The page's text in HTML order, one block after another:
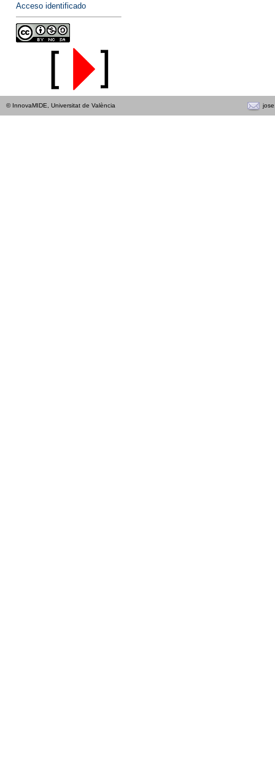
Acceso identificado
© InnovaMIDE, Universitat de València